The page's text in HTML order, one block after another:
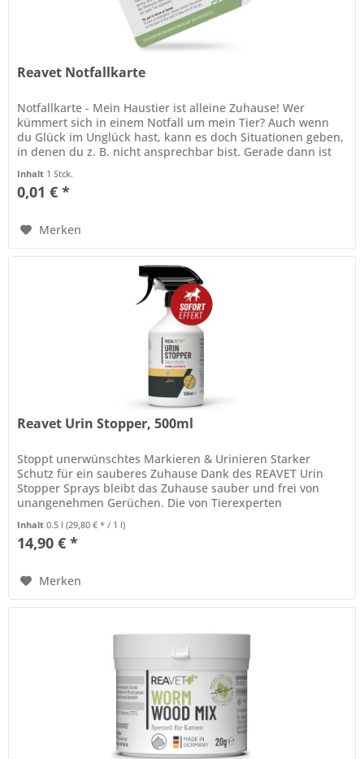
Reavet Notfallkarte
Notfallkarte - Mein Haustier ist alleine Zuhause! Wer
kümmert sich in einem Notfall um mein Tier? Auch wenn
du Glück im Unglück hast, kann es doch Situationen geben,
in denen du z. B. nicht ansprechbar bist. Gerade dann ist
Inhalt 1 Stck.
0,01 € *
Merken
Reavet Urin Stopper, 500ml
Stoppt unerwünschtes Markieren & Urinieren Starker
Schutz für ein sauberes Zuhause Dank des REAVET Urin
Stopper Sprays bleibt das Zuhause sauber und frei von
unangenehmen Gerüchen. Die von Tierexperten
Inhalt0.5 l(29,80 € * / 1 l)
14,90 € *
Merken